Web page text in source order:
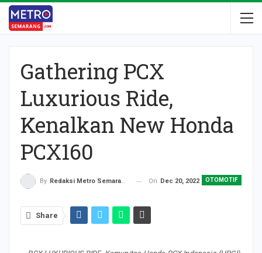
Gathering PCX
Luxurious Ride,
Kenalkan New Honda
PCX160
OTOMOTIF
By Redaksi Metro Semarang On Dec 20, 2022
Share